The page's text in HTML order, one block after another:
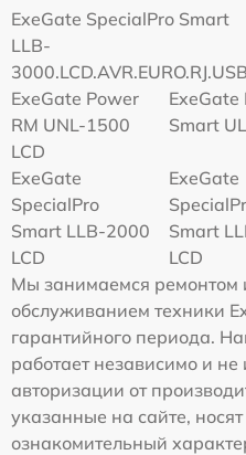
ExeGate SpecialPro Smart
LLB-
3000.LCD.AVR.EURO.RJ.USB
ExeGate Power
RM UNL-1500
LCD
ExeGate
Smart
ExeGate
SpecialPro
Smart LLB-2000
LCD
ExeGate
Smart
LCD
Мы занимаемся ремонтом
обслуживанием техники
гарантийного периода.
работает независимо и
авторизации от
указанные на сайте,
ознакомительный